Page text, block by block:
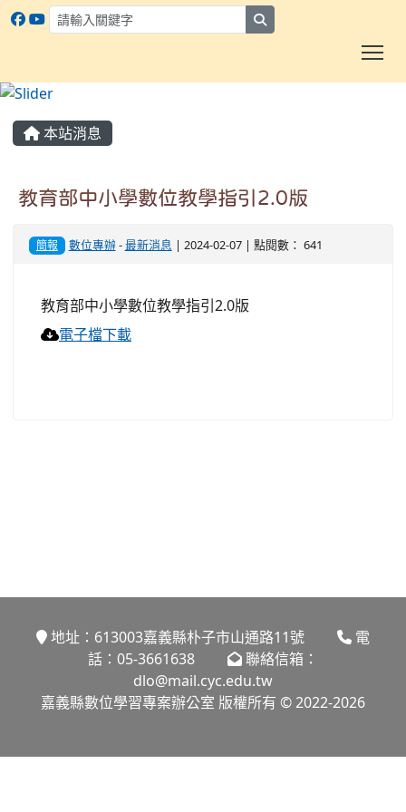
本站消息
教育部中小學數位教學指引2.0版
簡報 數位專辦-最新消息 | 2024-02-07 | 點閱數： 641
教育部中小學數位教學指引2.0版
電子檔下載
地址：613003嘉義縣朴子市山通路11號
電
話：05-3661638
聯絡信箱：
dlo@mail.cyc.edu.tw
嘉義縣數位學習專案辦公室 版權所有 © 2022-2026